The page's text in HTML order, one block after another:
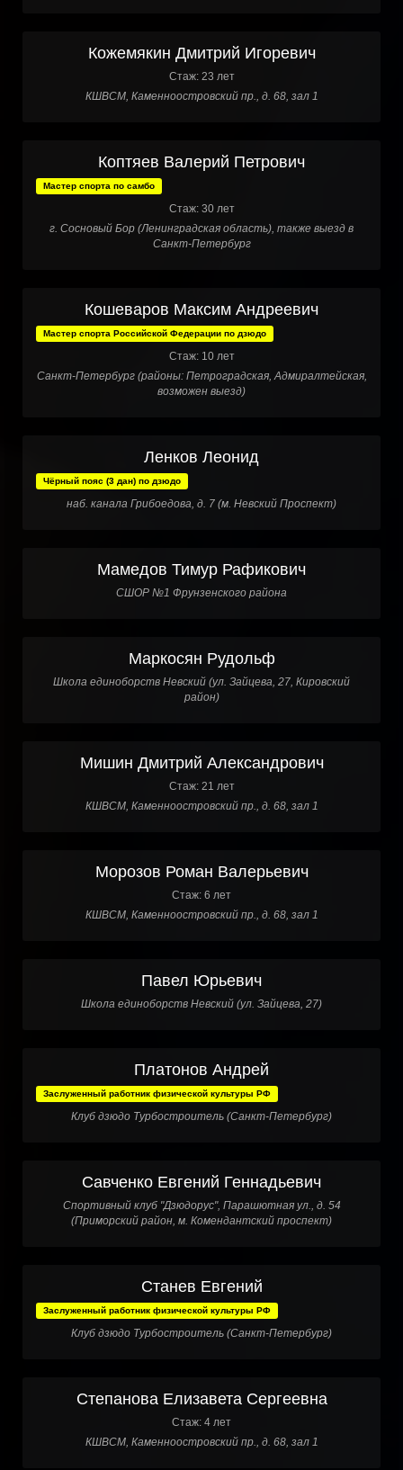
Кожемякин Дмитрий Игоревич
Стаж: 23 лет
КШВСМ, Каменноостровский пр., д. 68, зал 1
Коптяев Валерий Петрович
Мастер спорта по самбо
Стаж: 30 лет
г. Сосновый Бор (Ленинградская область), также выезд в
Санкт-Петербург
Кошеваров Максим Андреевич
Мастер спорта Российской Федерации по дзюдо
Стаж: 10 лет
Санкт-Петербург (районы: Петроградская, Адмиралтейская,
возможен выезд)
Ленков Леонид
Чёрный пояс (3 дан) по дзюдо
наб. канала Грибоедова, д. 7 (м. Невский Проспект)
Мамедов Тимур Рафикович
СШОР №1 Фрунзенского района
Маркосян Рудольф
Школа единоборств Невский (ул. Зайцева, 27, Кировский
район)
Мишин Дмитрий Александрович
Стаж: 21 лет
КШВСМ, Каменноостровский пр., д. 68, зал 1
Морозов Роман Валерьевич
Стаж: 6 лет
КШВСМ, Каменноостровский пр., д. 68, зал 1
Павел Юрьевич
Школа единоборств Невский (ул. Зайцева, 27)
Платонов Андрей
Заслуженный работник физической культуры РФ
Клуб дзюдо Турбостроитель (Санкт-Петербург)
Савченко Евгений Геннадьевич
Спортивный клуб "Дзюдорус", Парашютная ул., д. 54
(Приморский район, м. Комендантский проспект)
Станев Евгений
Заслуженный работник физической культуры РФ
Клуб дзюдо Турбостроитель (Санкт-Петербург)
Степанова Елизавета Сергеевна
Стаж: 4 лет
КШВСМ, Каменноостровский пр., д. 68, зал 1